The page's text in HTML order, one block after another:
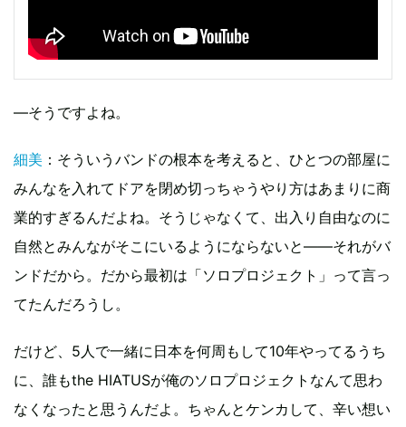
―そうですよね。
細美 ：そういうバンドの根本を考えると、ひとつの部屋に
みんなを入れてドアを閉め切っちゃうやり方はあまりに商
業的すぎるんだよね。そうじゃなくて、出入り自由なのに
自然とみんながそこにいるようにならないと――それがバ
ンドだから。だから最初は「ソロプロジェクト」って言っ
てたんだろうし。
だけど、5人で一緒に日本を何周もして10年やってるうち
に、誰もthe HIATUSが俺のソロプロジェクトなんて思わ
なくなったと思うんだよ。ちゃんとケンカして、辛い想い